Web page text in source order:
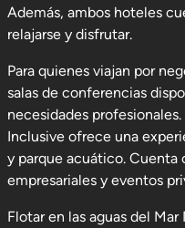
Además, ambos hoteles
relajarse y disfrutar.
Para quienes viajan por
salas de conferencias
necesidades
Inclusive ofrece una
y parque acuático. Cuenta
empresariales y eventos
Flotar en las aguas del